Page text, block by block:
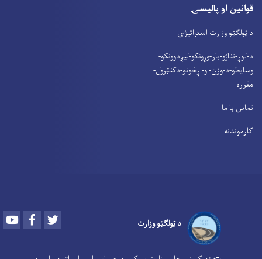
قوانین او پالیسۍ
د ټولګټو وزارت استراتیژی
د-لوړ-تناژو-بار-وړونکو-لیږدوونکو-
وسایطو-د-وزن-او-اړخونو-دکنټرول-
مقرره
تماس با ما
کارموندنه
د ټولګټو وزارت Youtube Facebook